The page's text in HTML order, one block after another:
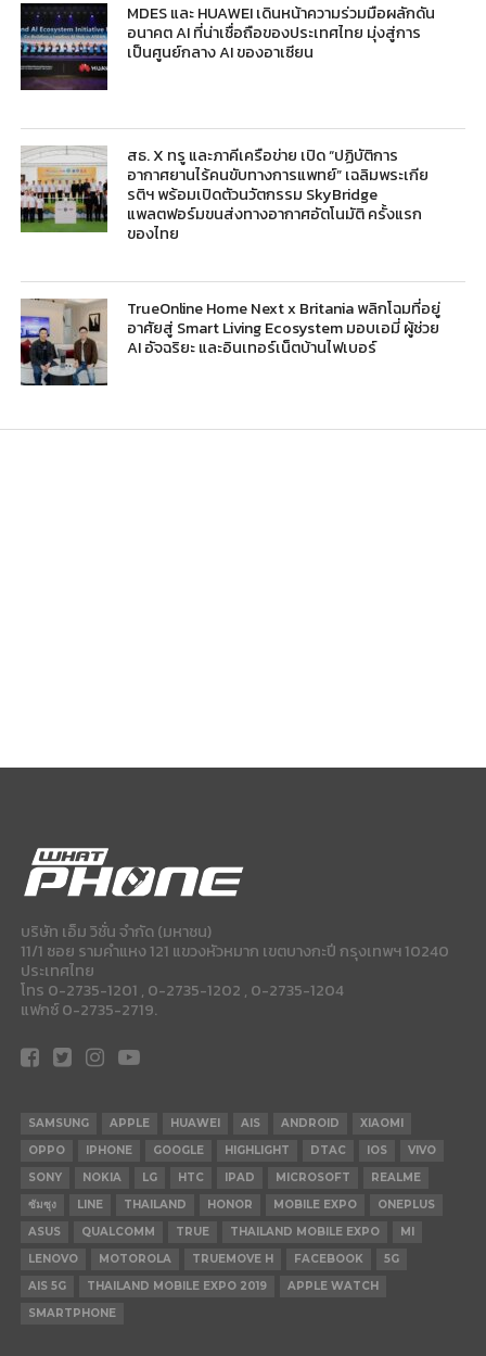
MDES และ HUAWEI เดินหน้าความร่วมมือผลักดัน
อนาคต AI ที่น่าเชื่อถือของประเทศไทย มุ่งสู่การ
เป็นศูนย์กลาง AI ของอาเซียน
สธ. X ทรู และภาคีเครือข่าย เปิด “ปฏิบัติการ
อากาศยานไร้คนขับทางการแพทย์” เฉลิมพระเกีย
รติฯ พร้อมเปิดตัวนวัตกรรม SkyBridge
แพลตฟอร์มขนส่งทางอากาศอัตโนมัติ ครั้งแรก
ของไทย
TrueOnline Home Next x Britania พลิกโฉมที่อยู่
อาศัยสู่ Smart Living Ecosystem มอบเอมี่ ผู้ช่วย
AI อัจฉริยะ และอินเทอร์เน็ตบ้านไฟเบอร์
บริษัท เอ็ม วิชั่น จำกัด (มหาชน)
11/1 ซอย รามคำแหง 121 แขวงหัวหมาก เขตบางกะปี กรุงเทพฯ 10240
ประเทศไทย
โทร 0-2735-1201 , 0-2735-1202 , 0-2735-1204
แฟกซ์ 0-2735-2719.
SAMSUNG APPLE HUAWEI AIS ANDROID
XIAOMI
OPPO
IPHONE GOOGLE HIGHLIGHT DTAC IOS
VIVO
SONY
NOKIA LG HTC IPAD MICROSOFT
REALME
ซัมซุง
LINE THAILAND HONOR MOBILE EXPO
ONEPLUS
ASUS
QUALCOMM TRUE THAILAND MOBILE EXPO
MI
LENOVO
MOTOROLA TRUEMOVE H FACEBOOK
5G
AIS 5G
THAILAND MOBILE EXPO 2019
APPLE WATCH
SMARTPHONE